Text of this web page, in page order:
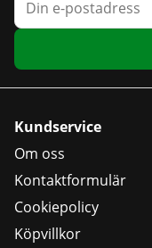
Kundservice
Om oss
Kontaktformulär
Cookiepolicy
Köpvillkor